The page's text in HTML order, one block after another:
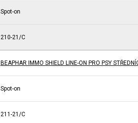
Spot-on
210-21/C
BEAPHAR IMMO SHIELD LINE-ON PRO PSY
Spot-on
211-21/C